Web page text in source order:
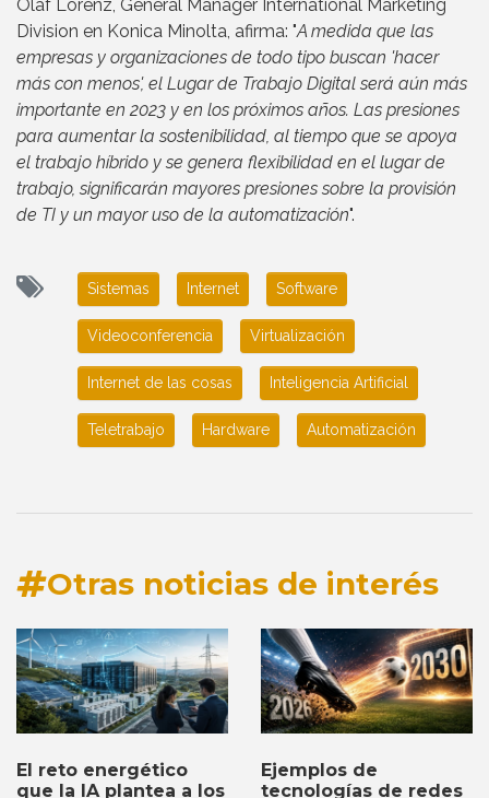
Olaf Lorenz, General Manager International Marketing
Division en Konica Minolta, afirma: "A medida que las
empresas y organizaciones de todo tipo buscan 'hacer
más con menos', el Lugar de Trabajo Digital será aún más
importante en 2023 y en los próximos años. Las presiones
para aumentar la sostenibilidad, al tiempo que se apoya
el trabajo híbrido y se genera flexibilidad en el lugar de
trabajo, significarán mayores presiones sobre la provisión
de TI y un mayor uso de la automatización".
Sistemas Internet Software
Videoconferencia Virtualización
Internet de las cosas Inteligencia Artificial
Teletrabajo Hardware Automatización
Otras noticias de interés
El reto energético
que la IA plantea a los
Ejemplos de
tecnologías de redes